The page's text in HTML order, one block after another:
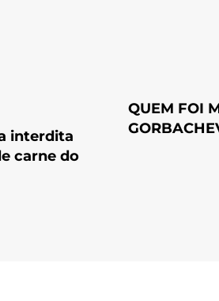
interdita
carne do
QUEM FOI